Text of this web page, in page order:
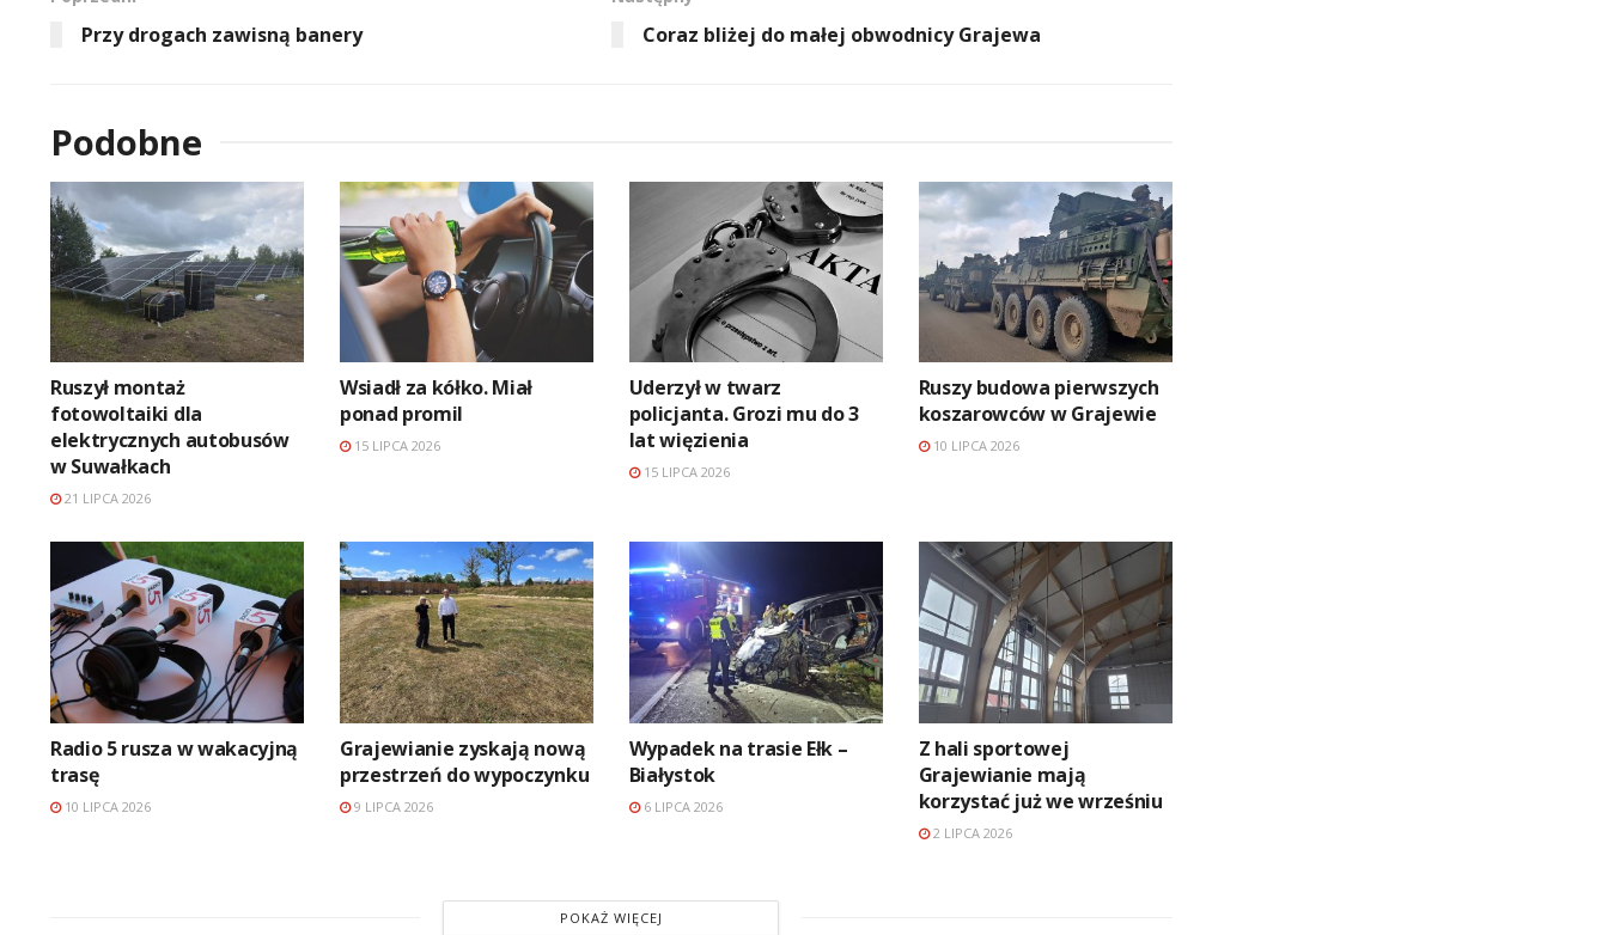
Przy drogach zawisną banery Coraz bliżej do małej obwodnicy Grajewa
Podobne
Ruszył montaż
fotowoltaiki dla
elektrycznych autobusów
w Suwałkach
21 LIPCA 2026
Wsiadł za kółko. Miał
ponad promil
15 LIPCA 2026
Uderzył w twarz
policjanta. Grozi mu do 3
lat więzienia
15 LIPCA 2026
Ruszy budowa pierwszych
koszarowców w Grajewie
10 LIPCA 2026
Radio 5 rusza w wakacyjną
trasę
10 LIPCA 2026
Grajewianie zyskają nową
przestrzeń do wypoczynku
9 LIPCA 2026
Wypadek na trasie Ełk –
Białystok
6 LIPCA 2026
Z hali sportowej
Grajewianie mają
korzystać już we wrześniu
2 LIPCA 2026
POKAŻ WIĘCEJ